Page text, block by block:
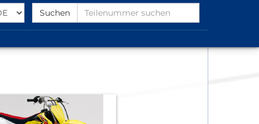
Partnumber
Suchen